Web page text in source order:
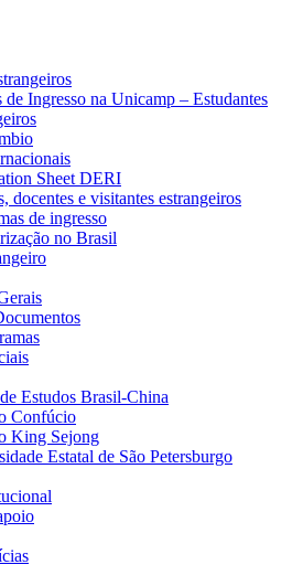
de Ingresso na Unicamp – Estudantes
Sheet DERI
docentes e visitantes estrangeiros
de ingresso
no Brasil
Estudos Brasil-China
Confúcio
King Sejong
Estatal de São Petersburgo